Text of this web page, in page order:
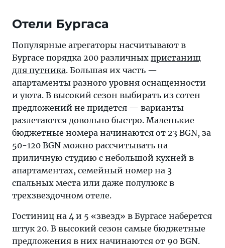
Отели Бургаса
Популярные агрегаторы насчитывают в
Бургасе порядка 200 различных пристанищ
для путника. Большая их часть —
апартаменты разного уровня оснащенности
и уюта. В высокий сезон выбирать из сотен
предложений не придется — варианты
разлетаются довольно быстро. Маленькие
бюджетные номера начинаются от 23 BGN, за
50-120 BGN можно рассчитывать на
приличную студию с небольшой кухней в
апартаментах, семейный номер на 3
спальных места или даже полулюкс в
трехзвездочном отеле.
Гостиниц на 4 и 5 «звезд» в Бургасе наберется
штук 20. В высокий сезон самые бюджетные
предложения в них начинаются от 90 BGN.